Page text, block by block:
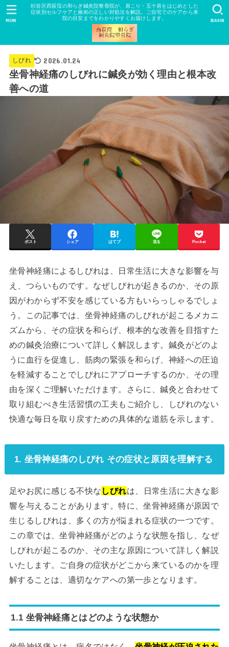
杉並区西荻窪の和らぎ鍼灸院整骨院が、肩こり・五十肩をはじめとした
症状別セルフケアと施術の正しい対処法を解説。ご自宅でのケアから来
院の目安までをわかりやすくお届けします。
SEARCH
MENU
しびれ 2026.01.24
坐骨神経痛のしびれに鍼灸が効く理由と根本改
善への道
ポスト シェア はてブ 送る Pocket
坐骨神経痛によるしびれは、日常生活に大きな影響を与
え、つらいものです。なぜしびれが起きるのか、その原
因がわからず不安を感じている方もいらっしゃるでしょ
う。この記事では、坐骨神経痛のしびれが起こるメカニ
ズムから、その症状を和らげ、根本的な改善を目指すた
めの鍼灸治療について詳しく解説します。鍼灸がどのよ
うに血行を促進し、筋肉の緊張を和らげ、神経への圧迫
を軽減することでしびれにアプローチするのか、その理
由を深くご理解いただけます。さらに、鍼灸と合わせて
取り組むべき生活習慣の工夫もご紹介し、しびれのない
快適な毎日を取り戻すための具体的な道筋を示します。
1. 坐骨神経痛のしびれ その症状と原因を理解する
足やお尻に感じる不快な しびれは、日常生活に大きな影
響を与えることがあります。特に、坐骨神経痛が原因で
生じるしびれは、多くの方が悩まれる症状の一つです。
この章では、坐骨神経痛がどのような状態を指し、なぜ
しびれが起こるのか、その主な原因について詳しく解説
いたします。ご自身の症状がどこから来ているのかを理
解することは、適切なケアへの第一歩となります。
1.1 坐骨神経痛とはどのような状態か